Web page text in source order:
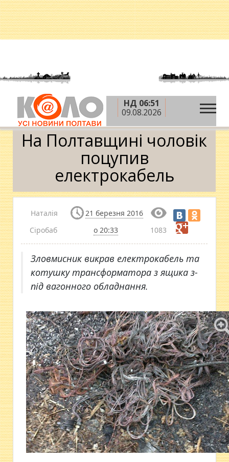
НД 06:51
09.08.2026
Головна » Новини » Кримінал »
Полтавщині чоловік поцупив електрокабель
На Полтавщині чоловік
поцупив
електрокабель
Наталія
Сіробаб
21 березня 2016
о 20:33
1083
Зловмисник викрав електрокабель та
котушку трансформатора з ящика з-
під вагонного обладнання.